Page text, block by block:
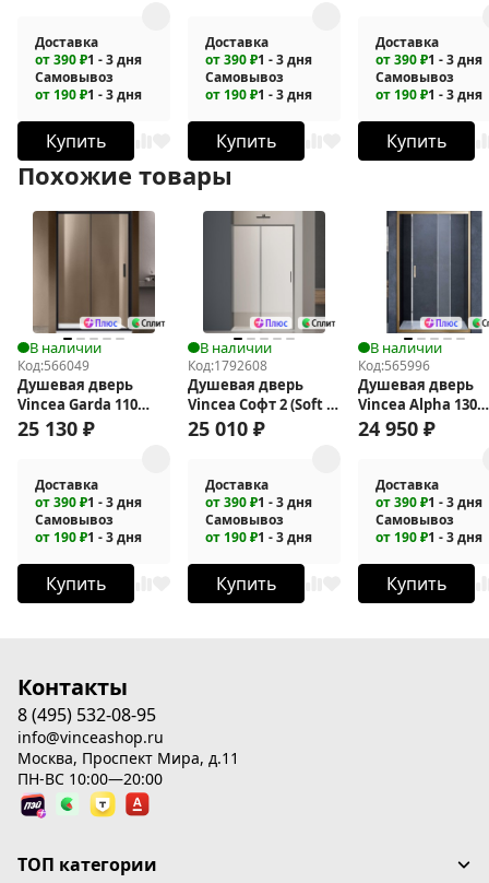
Доставка
от 390 ₽1 - 3 дня
Самовывоз
от 190 ₽1 - 3 дня
Купить
Доставка
от 390 ₽1 - 3 дня
Самовывоз
от 190 ₽1 - 3 дня
Купить
Доставка
от 390 ₽1 - 3 дня
Самовывоз
от 190 ₽1 - 3 дня
Купить
Похожие товары
В наличии
Код:566049
Душевая дверь
Vincea Garda 110
VDS-1G110CLB
25 130 ₽
Доставка
от 390 ₽1 - 3 дня
Самовывоз
от 190 ₽1 - 3 дня
Купить
В наличии
Код:1792608
Душевая дверь
Vincea Софт 2 (Soft 2)
120 VDS-
25 010 ₽
Доставка
от 390 ₽1 - 3 дня
Самовывоз
от 190 ₽1 - 3 дня
Купить
В наличии
Код:565996
Душевая дверь
Vincea Alpha 130
VDS-3AL130CLG
24 950 ₽
Доставка
от 390 ₽1 - 3 дня
Самовывоз
от 190 ₽1 - 3 дня
Купить
Контакты
8 (495) 532-08-95
info@vinceashop.ru
Москва, Проспект Мира, д.11
ПН-ВС 10:00—20:00
ТОП категории